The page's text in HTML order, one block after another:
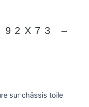
92X73 –
sur châssis toile